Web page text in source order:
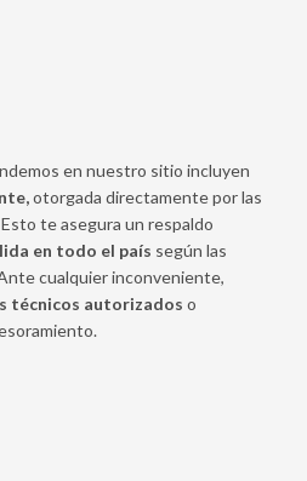
en nuestro sitio incluyen
otorgada directamente por las
te asegura un respaldo
en todo el país según las
cualquier inconveniente,
técnicos autorizados o